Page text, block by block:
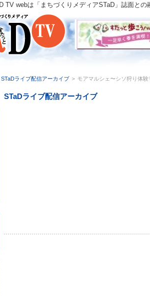
TV webは「まちづくりメディアSTaD」誌面と
STaDライブ配信アーカイブ > モアマルシェ〜シソ狩り体
STaDライブ配信アーカイブ